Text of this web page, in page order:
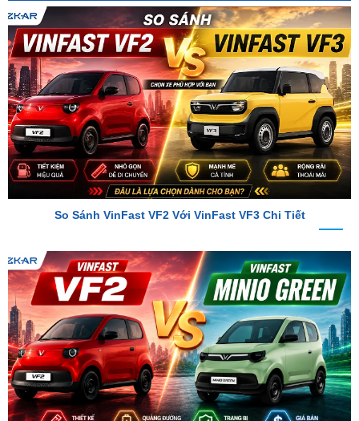
So Sánh VinFast VF2 Với VinFast VF3 Chi Tiết
So Sánh VinFast VF2 Với VinFast Minio Green Chi Tiết